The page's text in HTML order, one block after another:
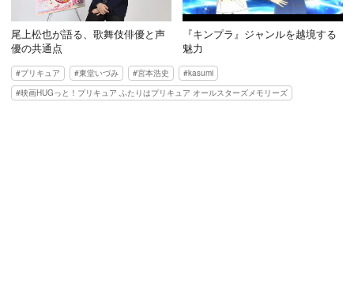
尾上松也が語る、歌舞伎俳優と声
優の共通点
『キンプラ』ジャンルを越境する
魅力
プリキュア 東堂いづみ 宮本浩史
kasumi
映画HUGっと！プリキュア ふたりはプリキュア オールスターズメモリーズ